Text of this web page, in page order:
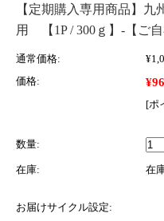
【定期購入専用商品】
用 【1P / 300ｇ】‐【ご自
通常価格:
価格:
[ポ
数量:
在庫: 在
お届けサイクル設定: